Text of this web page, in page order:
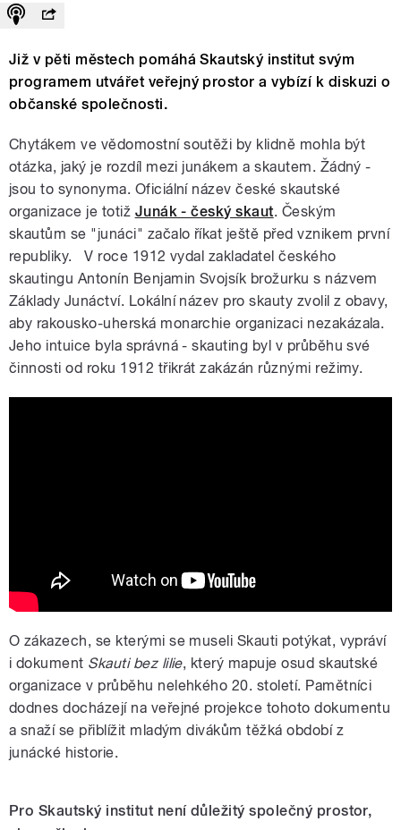
Již v pěti městech pomáhá Skautský institut svým
programem utvářet veřejný prostor a vybízí k diskuzi o
občanské společnosti.
Chytákem ve vědomostní soutěži by klidně mohla být
otázka, jaký je rozdíl mezi junákem a skautem. Žádný -
jsou to synonyma. Oficiální název české skautské
organizace je totiž Junák - český skaut. Českým
skautům se "junáci" začalo říkat ještě před vznikem první
republiky. V roce 1912 vydal zakladatel českého
skautingu Antonín Benjamin Svojsík brožurku s názvem
Základy Junáctví. Lokální název pro skauty zvolil z obavy,
aby rakousko-uherská monarchie organizaci nezakázala.
Jeho intuice byla správná - skauting byl v průběhu své
činnosti od roku 1912 třikrát zakázán různými režimy.
O zákazech, se kterými se museli Skauti potýkat, vypráví
i dokument Skauti bez lilie, který mapuje osud skautské
organizace v průběhu nelehkého 20. století. Pamětníci
dodnes docházejí na veřejné projekce tohoto dokumentu
a snaží se přiblížit mladým divákům těžká období z
junácké historie.
Pro Skautský institut není důležitý společný prostor,